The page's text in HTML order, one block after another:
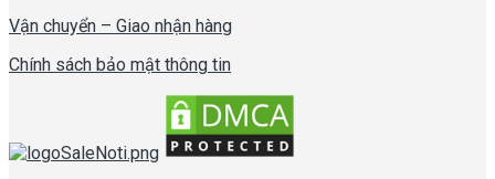
Vận chuyển – Giao nhận hàng
Chính sách bảo mật thông tin